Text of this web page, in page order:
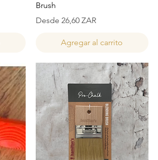
Brush
Desde 26,60 ZAR
Precio de oferta
Agregar al carrito